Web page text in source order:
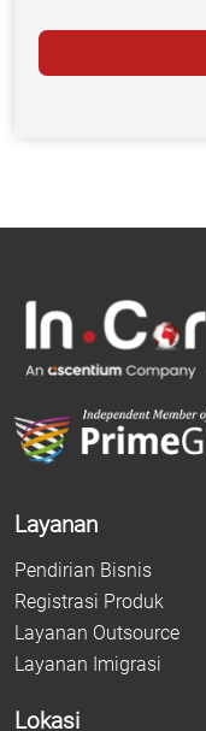
Layanan
Pendirian Bisnis
Registrasi Produk
Layanan Outsource
Layanan Imigrasi
Lokasi